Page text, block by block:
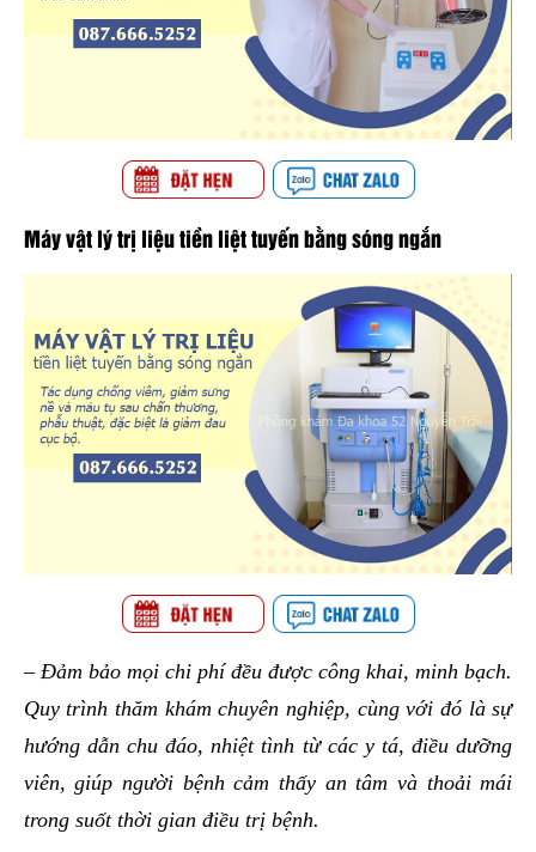
Máy vật lý trị liệu tiền liệt tuyến bằng sóng ngắn
– Đảm bảo mọi chi phí đều được công khai, minh bạch.
Quy trình thăm khám chuyên nghiệp, cùng với đó là sự
hướng dẫn chu đáo, nhiệt tình từ các y tá, điều dưỡng
viên, giúp người bệnh cảm thấy an tâm và thoải mái
trong suốt thời gian điều trị bệnh.